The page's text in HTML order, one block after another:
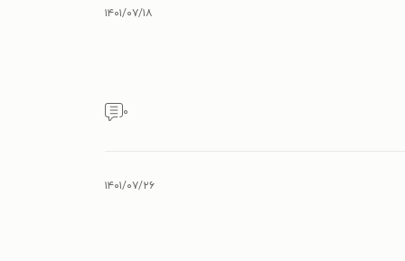
۱۴۰۱/۰۷/۱۸
۰
۱۴۰۱/۰۷/۲۶